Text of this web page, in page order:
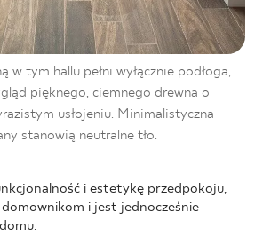
w tym hallu pełni wyłącznie podłoga,
pięknego, ciemnego drewna o
usłojeniu. Minimalistyczna
stanowią neutralne tło.
i estetykę przedpokoju,
domownikom i jest jednocześnie